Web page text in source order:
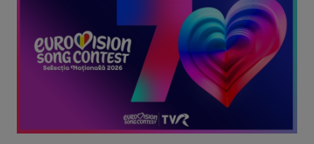
Prima câştigătoare a trofeului „Vedeta populară” şi-a
aniversat la TVR ...